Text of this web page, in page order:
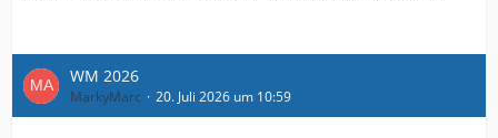
WM 2026
MarkyMarc 20. Juli 2026 um 10:59